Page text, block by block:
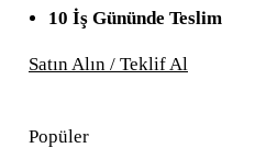
10 İş Gününde Teslim
Satın Alın / Teklif Al
Popüler